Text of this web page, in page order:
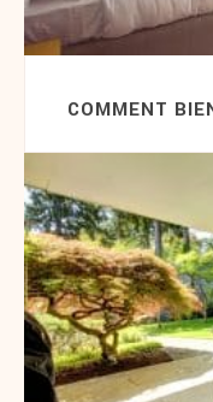
COMMENT